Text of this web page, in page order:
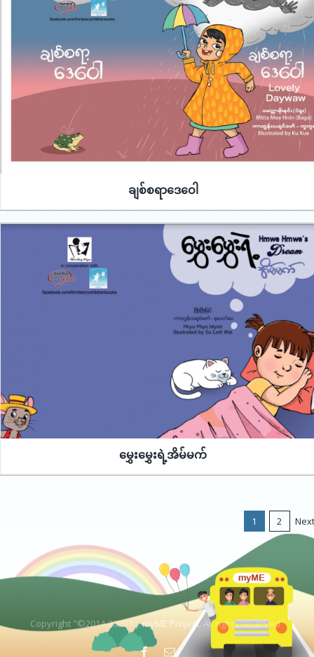
ချစ်စရာဒေဝေါ
မွှေးမွှေးရဲ့အိမ်မက်
1 2 Next
Copyright "©2014-2020 bymyME Project.All rights reserved"
Facebook
Email